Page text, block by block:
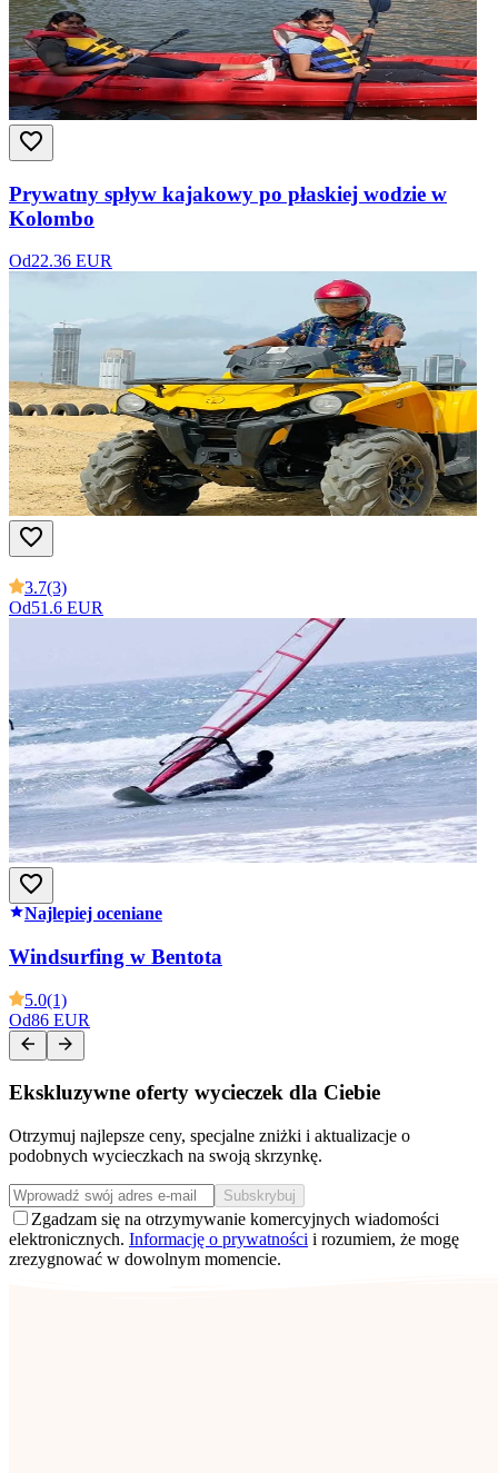
Prywatny spływ kajakowy po płaskiej wodzie w
Kolombo
Od22.36 EUR
3.7(3)
Od51.6 EUR
Najlepiej oceniane
Windsurfing w Bentota
5.0(1)
Od86 EUR
Ekskluzywne oferty wycieczek dla Ciebie
Otrzymuj najlepsze ceny, specjalne zniżki i aktualizacje o
podobnych wycieczkach na swoją skrzynkę.
Subskrybuj
Zgadzam się na otrzymywanie komercyjnych wiadomości
elektronicznych. Informację o prywatności i rozumiem, że mogę
zrezygnować w dowolnym momencie.